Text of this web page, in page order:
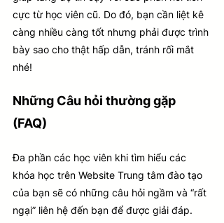
cực từ học viên cũ. Do đó, bạn cần liệt kê
càng nhiều càng tốt nhưng phải được trình
bày sao cho thật hấp dẫn, tránh rối mắt
nhé!
Những Câu hỏi thường gặp
(FAQ)
Đa phần các học viên khi tìm hiểu các
khóa học trên Website Trung tâm đào tạo
của bạn sẽ có những câu hỏi ngầm và “rất
ngại” liên hệ đến bạn để được giải đáp.